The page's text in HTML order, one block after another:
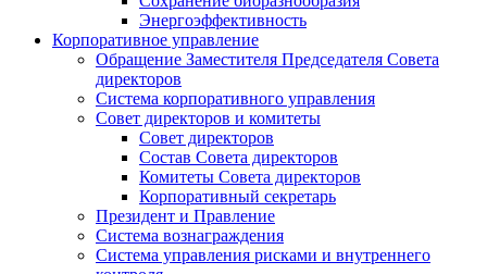
Энергоэффективность
Корпоративное управление
Обращение Заместителя Председателя Совета
директоров
Система корпоративного управления
Совет директоров и комитеты
Совет директоров
Состав Совета директоров
Комитеты Совета директоров
Корпоративный секретарь
Президент и Правление
Система вознаграждения
Система управления рисками и внутреннего